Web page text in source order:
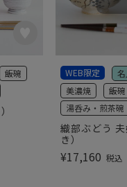
飯碗
織部ぶどう
き）
WEB限定
美濃焼
飯碗
湯呑み・煎茶碗
¥17,160 税込